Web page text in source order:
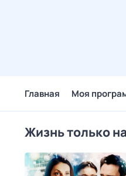
Главная Моя
Жизнь только